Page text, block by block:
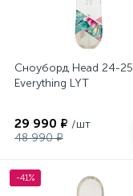
Сноуборд Head 24-25
Everything LYT
29 990 ₽ /шт
48 990 ₽
-41%